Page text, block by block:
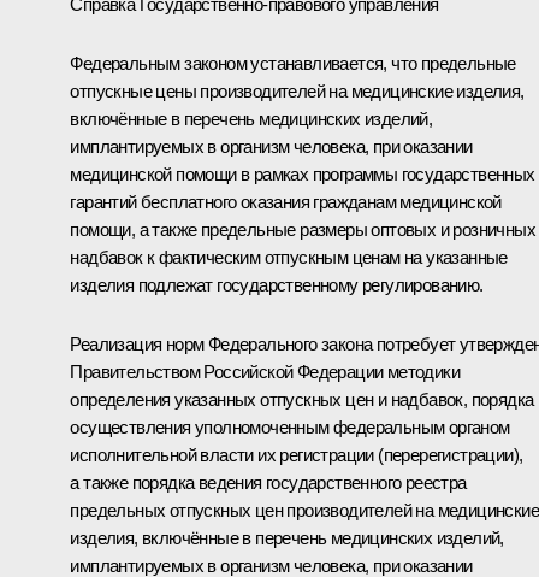
Федеральным законом устанавливается, что предельные
отпускные цены производителей на медицинские изделия,
включённые в перечень медицинских изделий,
имплантируемых в организм человека, при оказании
медицинской помощи в рамках программы государственных
гарантий бесплатного оказания гражданам медицинской
помощи, а также предельные размеры оптовых и розничных
надбавок к фактическим отпускным ценам на указанные
изделия подлежат государственному регулированию.
Реализация норм Федерального закона потребует
Правительством Российской Федерации методики
определения указанных отпускных цен и надбавок, порядка
осуществления уполномоченным федеральным органом
исполнительной власти их регистрации (перерегистрации),
а также порядка ведения государственного реестра
предельных отпускных цен производителей на медицинские
изделия, включённые в перечень медицинских изделий,
имплантируемых в организм человека, при оказании